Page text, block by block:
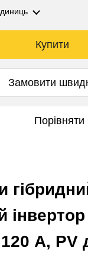
Купити
Замовити
Порівняти
А, PV